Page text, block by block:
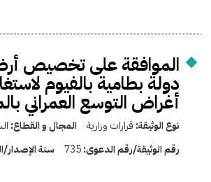
الموافقة على تخصيص
دولة بطامية بالفيوم
أغراض التوسع العمراني
نوع الوثيقة: قرارات وزارية المجال و القطاع:
رقم الوثيقة/رقم الدعوى:735 سنة الإصدار/